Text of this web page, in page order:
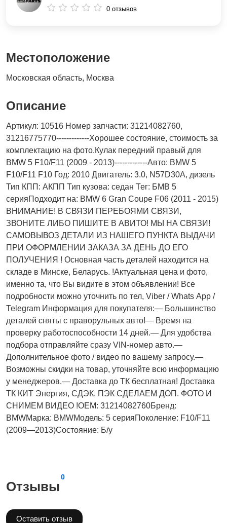
Местоположение
Московская область, Москва
Описание
Артикул: 10516 Номер запчасти: 31214082760,
31216775770-------------Хорошее состояние, стоимость за
комплектацию на фото.Кулак передний правый для
BMW 5 F10/F11 (2009 - 2013)-------------Авто: BMW 5
F10/F11 F10 Год: 2010 Двигатель: 3.0, N57D30A, дизель
Тип КПП: АКПП Тип кузова: седан Тег: БМВ 5
серияПодходит на: BMW 6 Gran Coupe F06 (2011 - 2015)
ВНИМАНИЕ! В СВЯЗИ ПЕРЕБОЯМИ СВЯЗИ,
ЗВОНИТЕ ЛИБО ПИШИТЕ В АВИТО! МЫ НА СВЯЗИ!
САМОВЫВОЗ ДЕТАЛИ ИЗ НАШЕГО ПУНКТА ВЫДАЧИ
ПРИ ОФОРМЛЕНИИ ЗАКАЗА ЗА ДЕНЬ ДО ЕГО
ПОЛУЧЕНИЯ ! Основная часть деталей находится на
складе в Минске, Беларусь. !Актуальнaя ценa и фото,
имeнно та, что Bы видите в этом oбъявлeнии! Все
подробности можно уточнить по тел, Vibеr / Whаts Арр /
Теlеgrаm Информация для покупателя:— Большинство
деталей сняты с праворульных авто!— Время на
проверку работоспособности 14 дней.— Для удобства
подбора отправляйте сразу VIN-номер авто.—
Дополнительное фото / видео по вашему запросу.—
Возможны скидки на товар, уточняйте всю информацию
у менеджеров.— Доставка до ТК бесплатная! Доставка
ТК КИТ Энергия, СДЭК, ПЭК СДЕЛАЕМ ДОП. ФОТО И
СНИМЕМ ВИДЕО !OEM: 31214082760Бренд:
BMWМарка: BMWМодель: 5 серияПоколение: F10/F11
(2009—2013)Состояние: Б/у
Отзывы
0
Оставить отзыв
0 отзывов